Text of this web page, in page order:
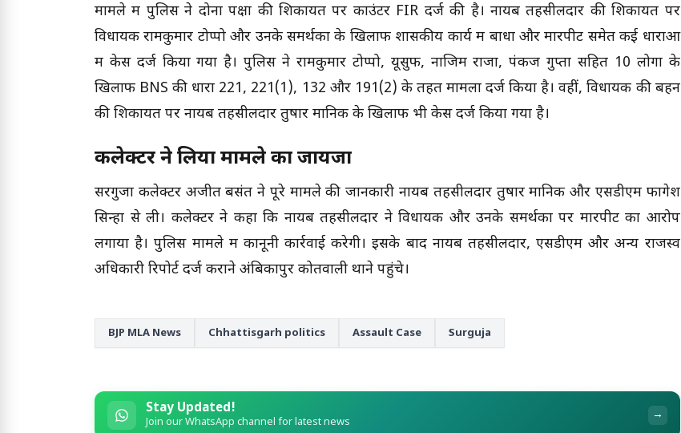
मामले में पुलिस ने दोनों पक्षों की शिकायत पर काउंटर FIR दर्ज की है। नायब तहसीलदार की शिकायत पर
विधायक रामकुमार टोप्पो और उनके समर्थकों के खिलाफ शासकीय कार्य में बाधा और मारपीट समेत कई धाराओं
में केस दर्ज किया गया है। पुलिस ने रामकुमार टोप्पो, यूसुफ, नाजिम राजा, पंकज गुप्ता सहित 10 लोगों के
खिलाफ BNS की धारा 221, 221(1), 132 और 191(2) के तहत मामला दर्ज किया है। वहीं, विधायक की बहन
की शिकायत पर नायब तहसीलदार तुषार मानिक के खिलाफ भी केस दर्ज किया गया है।
कलेक्टर ने लिया मामले का जायजा
सरगुजा कलेक्टर अजीत बसंत ने पूरे मामले की जानकारी नायब तहसीलदार तुषार मानिक और एसडीएम फागेश
सिन्हा से ली। कलेक्टर ने कहा कि नायब तहसीलदार ने विधायक और उनके समर्थकों पर मारपीट का आरोप
लगाया है। पुलिस मामले में कानूनी कार्रवाई करेगी। इसके बाद नायब तहसीलदार, एसडीएम और अन्य राजस्व
अधिकारी रिपोर्ट दर्ज कराने अंबिकापुर कोतवाली थाने पहुंचे।
BJP MLA News Chhattisgarh politics Assault Case Surguja
Stay Updated!
Join our WhatsApp channel for latest news →